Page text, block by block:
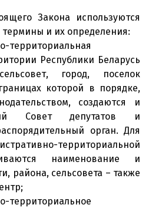
Закона используются
и их определения:
территориальная
Республики Беларусь
город, поселок
которой в порядке,
создаются и
Совет депутатов и
орган. Для
территориальной
наименование и
района, сельсовета – также
территориальное